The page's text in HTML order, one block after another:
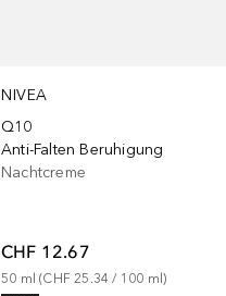
NIVEA
Q10
Anti-Falten Beruhigung
Nachtcreme
CHF 12.67
50 ml (CHF 25.34 / 100 ml)